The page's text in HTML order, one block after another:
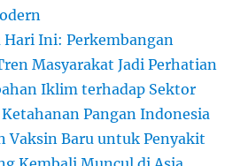
Ini: Perkembangan
Masyarakat Jadi Perhatian
Iklim terhadap Sektor
Pangan Indonesia
Vaksin Baru untuk Penyakit